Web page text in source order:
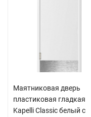
Маятниковая дверь
пластиковая гладкая
Kapelli Classic белый с